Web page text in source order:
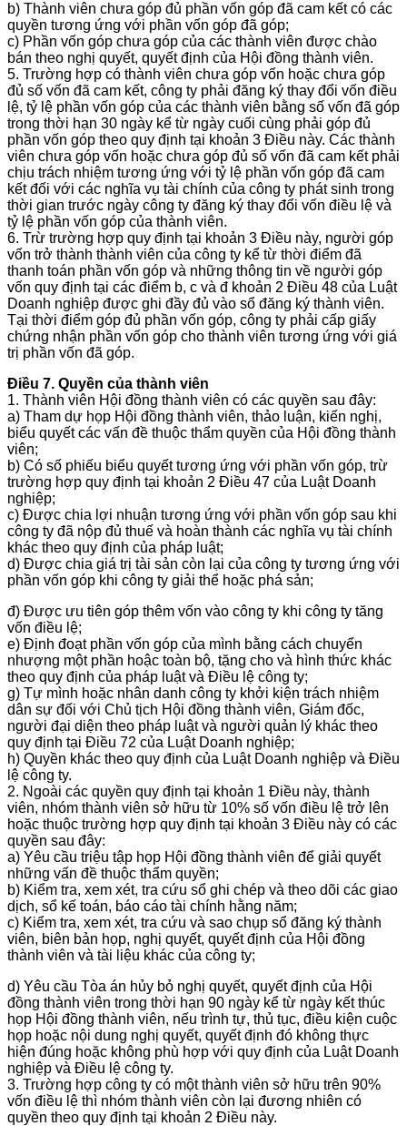
b) Thành viên chưa góp đủ phần vốn góp đã cam kết có các
quyền tương ứng với phần vốn góp đã góp;
c) Phần vốn góp chưa góp của các thành viên được chào
bán theo nghị quyết, quyết định của Hội đồng thành viên.
5. Trường hợp có thành viên chưa góp vốn hoặc chưa góp
đủ số vốn đã cam kết, công ty phải đăng ký thay đổi vốn điều
lệ, tỷ lệ phần vốn góp của các thành viên bằng số vốn đã góp
trong thời hạn 30 ngày kể từ ngày cuối cùng phải góp đủ
phần vốn góp theo quy định tại khoản 3 Điều này. Các thành
viên chưa góp vốn hoặc chưa góp đủ số vốn đã cam kết phải
chịu trách nhiệm tương ứng với tỷ lệ phần vốn góp đã cam
kết đối với các nghĩa vụ tài chính của công ty phát sinh trong
thời gian trước ngày công ty đăng ký thay đổi vốn điều lệ và
tỷ lệ phần vốn góp của thành viên.
6. Trừ trường hợp quy định tại khoản 3 Điều này, người góp
vốn trở thành thành viên của công ty kể từ thời điểm đã
thanh toán phần vốn góp và những thông tin về người góp
vốn quy định tại các điểm b, c và đ khoản 2 Điều 48 của Luật
Doanh nghiệp được ghi đầy đủ vào sổ đăng ký thành viên.
Tại thời điểm góp đủ phần vốn góp, công ty phải cấp giấy
chứng nhận phần vốn góp cho thành viên tương ứng với giá
trị phần vốn đã góp.
Điều 7. Quyền của thành viên
1. Thành viên Hội đồng thành viên có các quyền sau đây:
a) Tham dự họp Hội đồng thành viên, thảo luận, kiến nghị,
biểu quyết các vấn đề thuộc thẩm quyền của Hội đồng thành
viên;
b) Có số phiếu biểu quyết tương ứng với phần vốn góp, trừ
trường hợp quy định tại khoản 2 Điều 47 của Luật Doanh
nghiệp;
c) Được chia lợi nhuận tương ứng với phần vốn góp sau khi
công ty đã nộp đủ thuế và hoàn thành các nghĩa vụ tài chính
khác theo quy định của pháp luật;
d) Được chia giá trị tài sản còn lại của công ty tương ứng với
phần vốn góp khi công ty giải thể hoặc phá sản;
đ) Được ưu tiên góp thêm vốn vào công ty khi công ty tăng
vốn điều lệ;
e) Định đoạt phần vốn góp của mình bằng cách chuyển
nhượng một phần hoậc toàn bộ, tặng cho và hình thức khác
theo quy định của pháp luật và Điều lệ công ty;
g) Tự mình hoặc nhân danh công ty khởi kiện trách nhiệm
dân sự đối với Chủ tịch Hội đồng thành viên, Giám đốc,
người đại diện theo pháp luật và người quản lý khác theo
quy định tại Điều 72 của Luật Doanh nghiệp;
h) Quyền khác theo quy định của Luật Doanh nghiệp và Điều
lệ công ty.
2. Ngoài các quyền quy định tại khoản 1 Điều này, thành
viên, nhóm thành viên sở hữu từ 10% số vốn điều lệ trở lên
hoặc thuộc trường hợp quy định tại khoản 3 Điều này có các
quyền sau đây:
a) Yêu cầu triệu tập họp Hội đồng thành viên để giải quyết
những vấn đề thuộc thẩm quyền;
b) Kiểm tra, xem xét, tra cứu sổ ghi chép và theo dõi các giao
dịch, sổ kế toán, báo cáo tài chính hằng năm;
c) Kiểm tra, xem xét, tra cứu và sao chụp sổ đăng ký thành
viên, biên bản họp, nghị quyết, quyết định của Hội đồng
thành viên và tài liệu khác của công ty;
d) Yêu cầu Tòa án hủy bỏ nghị quyết, quyết định của Hội
đồng thành viên trong thời hạn 90 ngày kể từ ngày kết thúc
họp Hội đồng thành viên, nếu trình tự, thủ tục, điều kiện cuộc
họp hoặc nội dung nghị quyết, quyết định đó không thực
hiện đúng hoặc không phù hợp với quy định của Luật Doanh
nghiệp và Điều lệ công ty.
3. Trường hợp công ty có một thành viên sở hữu trên 90%
vốn điều lệ thì nhóm thành viên còn lại đương nhiên có
quyền theo quy định tại khoản 2 Điều này.